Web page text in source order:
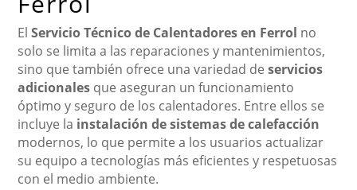
ElServicio Técnico de Calentadores en Ferrol no
solo se limita a las reparaciones y mantenimientos,
sino que también ofrece una variedad deservicios
adicionales que aseguran un funcionamiento
óptimo y seguro de los calentadores. Entre ellos se
incluye la instalación de sistemas de calefacción
modernos, lo que permite a los usuarios actualizar
su equipo a tecnologías más eficientes y respetuosas
con el medio ambiente.